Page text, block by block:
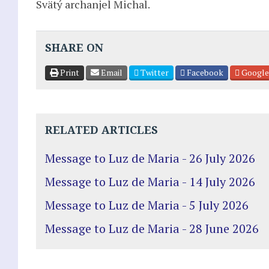
Svätý archanjel Michal.
SHARE ON
Print Email Twitter Facebook
RELATED ARTICLES
Message to Luz de Maria - 26 July 2026
Message to Luz de Maria - 14 July 2026
Message to Luz de Maria - 5 July 2026
Message to Luz de Maria - 28 June 2026